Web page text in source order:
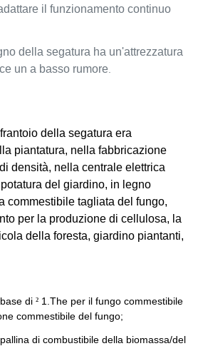
il funzionamento continuo
della segatura ha un'attrezzatura
un a basso rumore
della segatura era
piantatura, nella fabbricazione
densità, nella centrale elettrica
del giardino, in legno
commestibile tagliata del fungo,
per la produzione di cellulosa, la
della foresta, giardino piantanti,
di ² 1.The per il fungo commestibile
commestibile del fungo;
di combustibile della biomassa/del